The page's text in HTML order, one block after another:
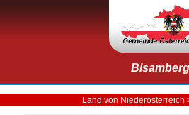
Bisamberg
Land von Niederösterreich